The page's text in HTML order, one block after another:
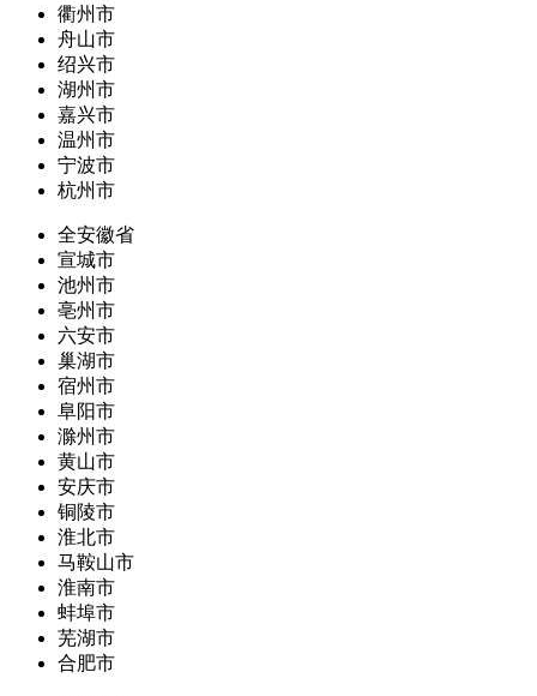
衢州市
舟山市
绍兴市
湖州市
嘉兴市
温州市
宁波市
杭州市
全安徽省
宣城市
池州市
亳州市
六安市
巢湖市
宿州市
阜阳市
滁州市
黄山市
安庆市
铜陵市
淮北市
马鞍山市
淮南市
蚌埠市
芜湖市
合肥市